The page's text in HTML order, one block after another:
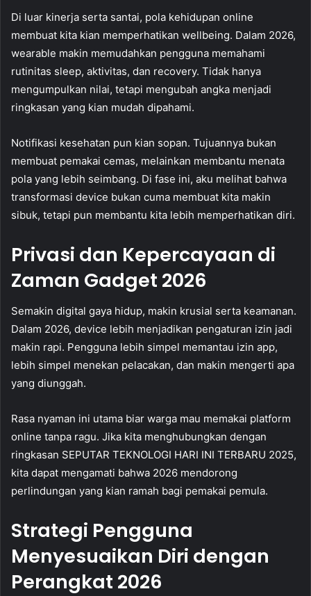
Di luar kinerja serta santai, pola kehidupan online
membuat kita kian memperhatikan wellbeing. Dalam 2026,
wearable makin memudahkan pengguna memahami
rutinitas sleep, aktivitas, dan recovery. Tidak hanya
mengumpulkan nilai, tetapi mengubah angka menjadi
ringkasan yang kian mudah dipahami.
Notifikasi kesehatan pun kian sopan. Tujuannya bukan
membuat pemakai cemas, melainkan membantu menata
pola yang lebih seimbang. Di fase ini, aku melihat bahwa
transformasi device bukan cuma membuat kita makin
sibuk, tetapi pun membantu kita lebih memperhatikan diri.
Privasi dan Kepercayaan di
Zaman Gadget 2026
Semakin digital gaya hidup, makin krusial serta keamanan.
Dalam 2026, device lebih menjadikan pengaturan izin jadi
makin rapi. Pengguna lebih simpel memantau izin app,
lebih simpel menekan pelacakan, dan makin mengerti apa
yang diunggah.
Rasa nyaman ini utama biar warga mau memakai platform
online tanpa ragu. Jika kita menghubungkan dengan
ringkasan SEPUTAR TEKNOLOGI HARI INI TERBARU 2025,
kita dapat mengamati bahwa 2026 mendorong
perlindungan yang kian ramah bagi pemakai pemula.
Strategi Pengguna
Menyesuaikan Diri dengan
Perangkat 2026